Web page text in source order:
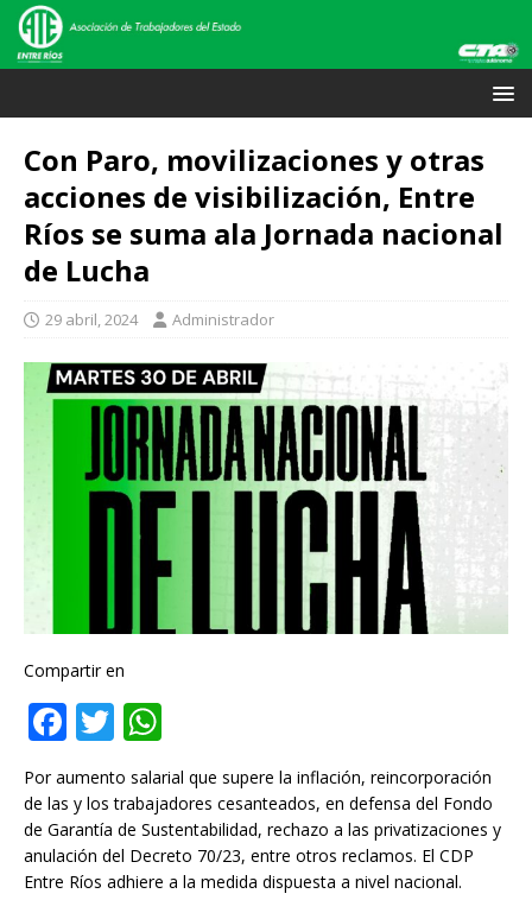
Con Paro, movilizaciones y otras
acciones de visibilización, Entre
Ríos se suma ala Jornada nacional
de Lucha
29 abril, 2024 Administrador
Compartir en
F
c
e
b
T
it
te
r
h
at
s
A
Por aumento salarial que supere la inflación, reincorporación
de las y los trabajadores cesanteados, en defensa del Fondo
de Garantía de Sustentabilidad, rechazo a las privatizaciones y
anulación del Decreto 70/23, entre otros reclamos. El CDP
Entre Ríos adhiere a la medida dispuesta a nivel nacional.